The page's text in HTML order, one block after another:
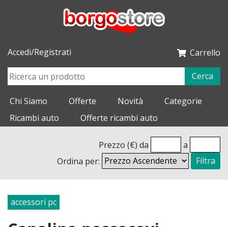
Accedi/Registrati Carrello
Cerca
Chi Siamo Offerte Novità
Categorie
Ricambi auto
Offerte ricambi auto
Prezzo (€) da
a
Ordina per:
Filtra
accessori pc